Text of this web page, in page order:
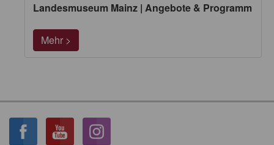
Landesmuseum Mainz | Angebote & Programm